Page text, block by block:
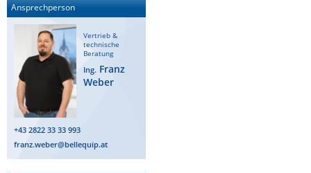
Teltonika
Unwired Networks
Vision
WATTECO
Westermo
Yuasa
ZPE Systems
Ansprechperson
Vertrieb &
technische
Beratung
Ing. Franz
Weber
+43 2822 33 33 993
franz.weber@bellequip.at